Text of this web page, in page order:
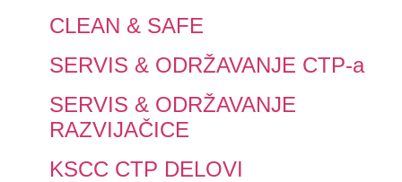
CLEAN & SAFE
SERVIS & ODRŽAVANJE CTP-a
SERVIS & ODRŽAVANJE
RAZVIJAČICE
KSCC CTP DELOVI